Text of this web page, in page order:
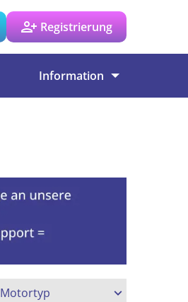
Registrierung
Information
Motortyp